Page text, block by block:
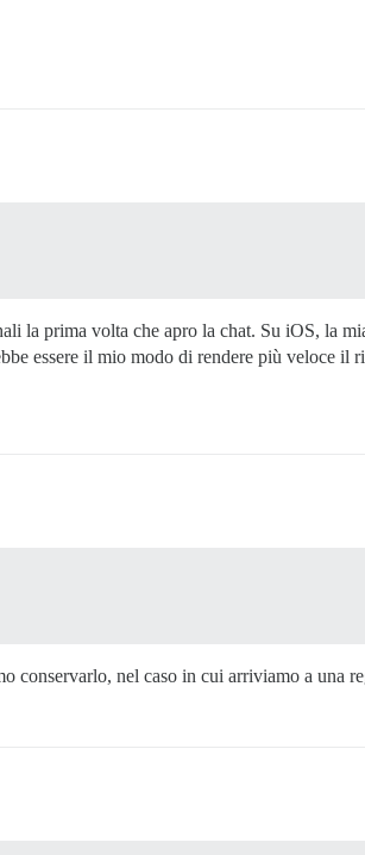
la prima volta che apro la chat. Su iOS, la
essere il mio modo di rendere più veloce il
conservarlo, nel caso in cui arriviamo a una